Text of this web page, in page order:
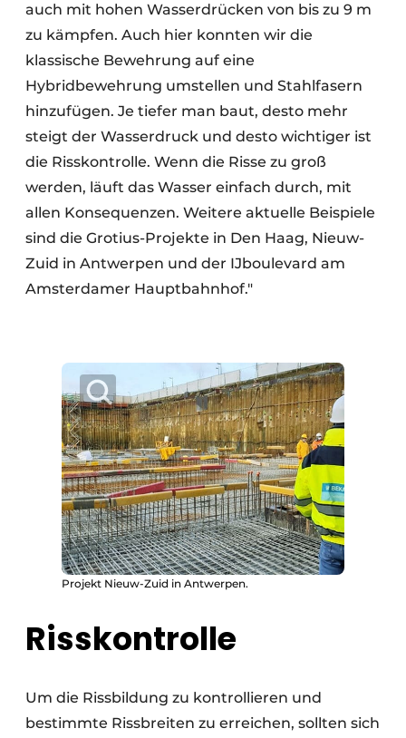
auch mit hohen Wasserdrücken von bis zu 9 m
zu kämpfen. Auch hier konnten wir die
klassische Bewehrung auf eine
Hybridbewehrung umstellen und Stahlfasern
hinzufügen. Je tiefer man baut, desto mehr
steigt der Wasserdruck und desto wichtiger ist
die Risskontrolle. Wenn die Risse zu groß
werden, läuft das Wasser einfach durch, mit
allen Konsequenzen. Weitere aktuelle Beispiele
sind die Grotius-Projekte in Den Haag, Nieuw-
Zuid in Antwerpen und der IJboulevard am
Amsterdamer Hauptbahnhof."
Projekt Nieuw-Zuid in Antwerpen.
Risskontrolle
Um die Rissbildung zu kontrollieren und
bestimmte Rissbreiten zu erreichen, sollten sich